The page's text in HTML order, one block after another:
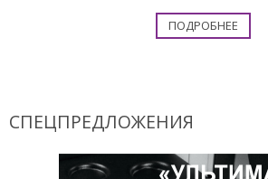
ПОДРОБНЕЕ
СПЕЦПРЕДЛОЖЕНИЯ